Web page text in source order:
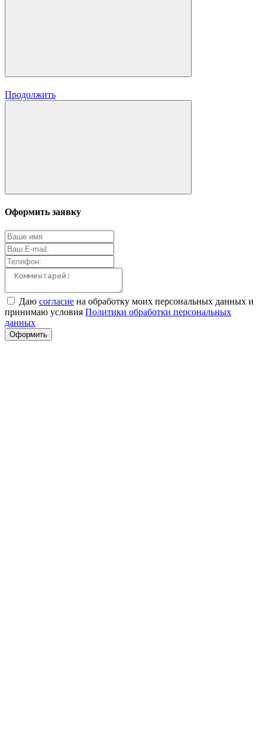
Продолжить
Оформить заявку
Даю согласие на обработку моих персональных данных и
принимаю условия Политики обработки персональных
данных
Оформить